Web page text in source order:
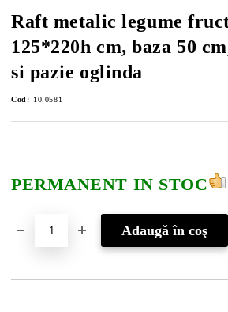
Raft metalic legume
125*220h cm, baza 50
si pazie oglinda
Cod: 10.0581
PERMANENT IN STOC